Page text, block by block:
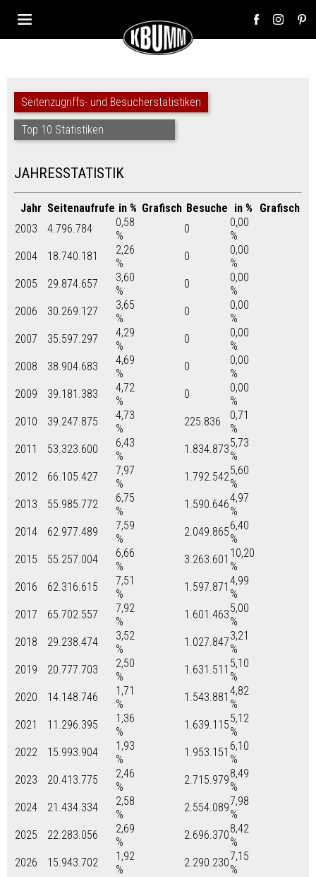
Seitenzugriffs- und Besucherstatistiken
Top 10 Statistiken
JAHRESSTATISTIK
Jahr Seitenaufrufe in % Grafisch Besuche in %
Grafisch
2003
4.796.784
0,58
%
0
0,00
%
2004
18.740.181
2,26
%
0
0,00
%
2005
29.874.657
3,60
%
0
0,00
%
2006
30.269.127
3,65
%
0
0,00
%
2007
35.597.297
4,29
%
0
0,00
%
2008
38.904.683
4,69
%
0
0,00
%
2009
39.181.383
4,72
%
0
0,00
%
2010
39.247.875
4,73
%
225.836
0,71
%
2011
53.323.600
6,43
%
1.834.8735,73
%
2012
66.105.427
7,97
%
1.792.5425,60
%
2013
55.985.772
6,75
%
1.590.6464,97
%
2014
62.977.489
7,59
%
2.049.8656,40
%
2015
55.257.004
6,66
%
3.263.601 10,20
%
2016
62.316.615
7,51
%
1.597.871 4,99
%
2017
65.702.557
7,92
%
1.601.4635,00
%
2018
29.238.474
3,52
%
1.027.8473,21
%
2019
20.777.703
2,50
%
1.631.511 5,10
%
2020
14.148.746
1,71
%
1.543.881 4,82
%
2021
11.296.395
1,36
%
1.639.1155,12
%
2022
15.993.904
1,93
%
1.953.151 6,10
%
2023
20.413.775
2,46
%
2.715.9798,49
%
2024
21.434.334
2,58
%
2.554.0897,98
%
2025
22.283.056
2,69
%
2.696.3708,42
%
2026
15.943.702
1,92
%
2.290.2307,15
%